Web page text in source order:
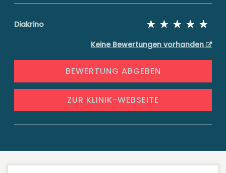
Diakrino
Keine Bewertungen vorhanden
BEWERTUNG ABGEBEN
ZUR KLINIK-WEBSEITE